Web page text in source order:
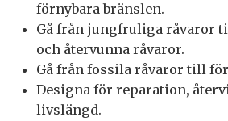
förnybara bränslen.
Gå från jungfruliga råvaror
och återvunna råvaror.
Gå från fossila råvaror till
Designa för reparation,
livslängd.